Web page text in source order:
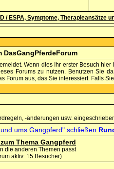
/ ESPA, Symptome, Therapieansätze
DasGangPferdeForum
Wenn dies Ihr erster Besuch hier
Forums zu nutzen. Benutzen Sie
Forum aus, das Sie interessiert. Falls
-änderungen usw.
Thema Gangpferd
die anderen Themen passt
aktiv: 15 Besucher)